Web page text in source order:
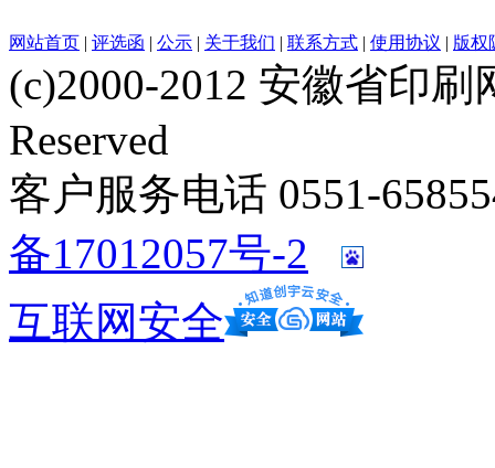
网站首页 | 评选函 | 公示 | 关于我们 | 联系方式 | 使用协议 | 版权
(c)2000-2012 安徽省印刷
Reserved
客户服务电话 0551-
备17012057号-2
互联网安全